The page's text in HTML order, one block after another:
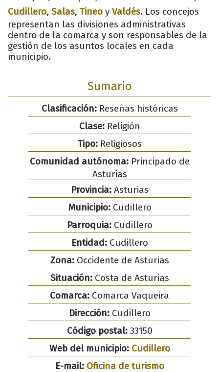
Cudillero, Salas, Tineo y Valdés. Los concejos
representan las divisiones administrativas
dentro de la comarca y son responsables de la
gestión de los asuntos locales en cada
municipio.
Sumario
Clasificación:Reseñas históricas
Clase:Religión
Tipo:Religiosos
Comunidad autónoma:Principado de
Asturias
Provincia:Asturias
Municipio:Cudillero
Parroquia:Cudillero
Entidad:Cudillero
Zona:Occidente de Asturias
Situación:Costa de Asturias
Comarca: Comarca Vaqueira
Dirección:Cudillero
Código postal:33150
Web del municipio: Cudillero
E-mail: Oficina de turismo